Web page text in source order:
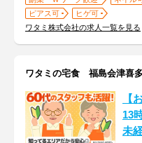
ピアス可
ヒゲ可
ワタミ株式会社の求人一覧を見る
ワタミの宅食 福島会津喜多
【
13
未